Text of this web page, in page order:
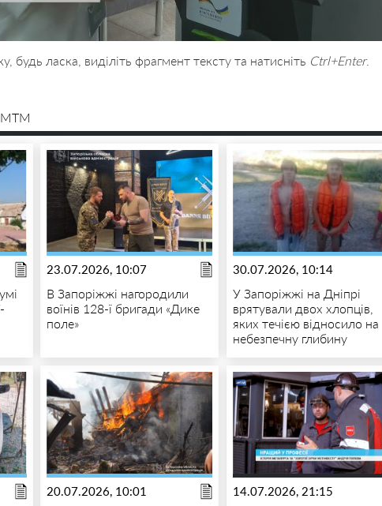
ласка, виділіть фрагмент тексту та натисніть Ctrl+Enter.
23.07.2026, 10:07
В Запоріжжі нагородили
воїнів 128-ї бригади «Дике
поле»
30.07.2026, 10:14
У Запоріжжі на Дніпрі
врятували двох хлопців,
яких течією відносило на
небезпечну глибину
20.07.2026, 10:01 14.07.2026, 21:15